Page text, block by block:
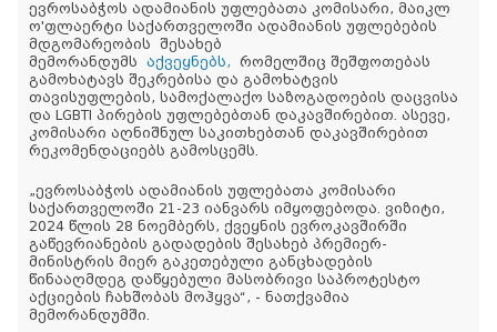
ევროსაბჭოს ადამიანის უფლებათა კომისარი, მაიკლ
ო'ფლაერტი საქართველოში ადამიანის უფლებების
მდგომარეობის შესახებ
მემორანდუმს აქვეყნებს, რომელშიც შეშფოთებას
გამოხატავს შეკრებისა და გამოხატვის
თავისუფლების, სამოქალაქო საზოგადოების დაცვისა
და LGBTI პირების უფლებებთან დაკავშირებით. ასევე,
კომისარი აღნიშნულ საკითხებთან დაკავშირებით
რეკომენდაციებს გამოსცემს.
„ევროსაბჭოს ადამიანის უფლებათა კომისარი
საქართველოში 21-23 იანვარს იმყოფებოდა. ვიზიტი,
2024 წლის 28 ნოემბერს, ქვეყნის ევროკავშირში
გაწევრიანების გადადების შესახებ პრემიერ-
მინისტრის მიერ გაკეთებული განცხადების
წინააღმდეგ დაწყებული მასობრივი საპროტესტო
აქციების ჩახშობას მოჰყვა“, - ნათქვამია
მემორანდუმში.